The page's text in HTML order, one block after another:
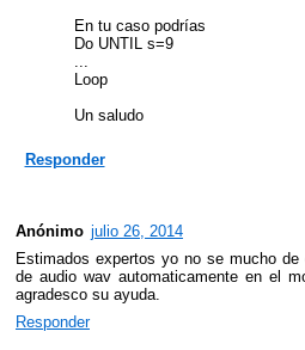
En tu caso podrías
Do UNTIL s=9
Loop
Un saludo
Responder
Anónimo julio 26, 2014
Estimados expertos yo no se mucho
de audio wav automaticamente en el
agradesco su ayuda.
Responder